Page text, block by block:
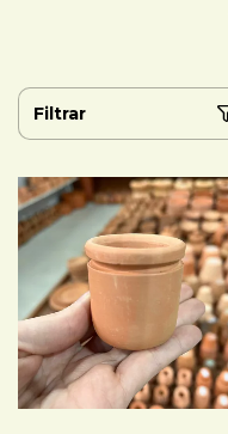
Filtrar